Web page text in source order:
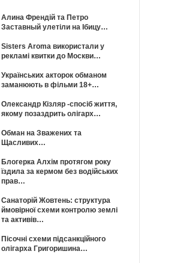
Алина Френдій та Петро
Заставный улетіли на Ібицу…
Sisters Aroma використали у
рекламі квитки до Москви…
Українських акторок обманом
заманюють в фільми 18+…
Олександр Кізляр -спосіб життя,
якому позаздрить олігарх…
Обман на Зважених та
Щасливих…
Блогерка Алхім протягом року
їздила за кермом без водійських
прав…
Санаторій Жовтень: структура
ймовірної схеми контролю землі
та активів…
Пісочні схеми підсанкційного
олігарха Григоришина…